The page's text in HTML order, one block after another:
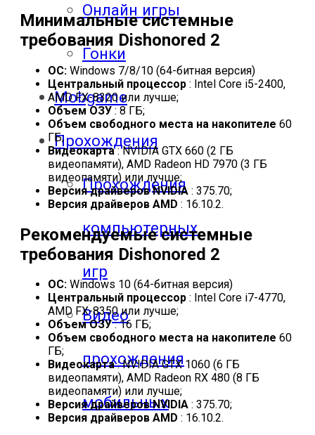
Онлайн игры
Гонки
Mobgame
Прохождения
Прохождения
компьютерных
игр
Видео
прохождения
мобильных
Минимальные системные
требования Dishonored 2
ОС: Windows 7/8/10 (64-битная версия)
Центральный процессор : Intel Core i5-2400,
AMD FX-8320 или лучше;
Объем ОЗУ : 8 ГБ;
Объем свободного места на накопителе 60
ГБ;
Видеокарта: NVIDIA GTX 660 (2 ГБ
видеопамяти), AMD Radeon HD 7970 (3 ГБ
видеопамяти) или лучше;
Версия драйверов NVIDIA : 375.70;
Версия драйверов AMD : 16.10.2.
Рекомендуемые системные
требования Dishonored 2
ОС: Windows 10 (64-битная версия)
Центральный процессор : Intel Core i7-4770,
AMD FX-8350 или лучше;
Объем ОЗУ: 16 ГБ;
Объем свободного места на накопителе 60
ГБ;
Видеокарта: NVIDIA GTX 1060 (6 ГБ
видеопамяти), AMD Radeon RX 480 (8 ГБ
видеопамяти) или лучше;
Версия драйверов NVIDIA : 375.70;
Версия драйверов AMD : 16.10.2.